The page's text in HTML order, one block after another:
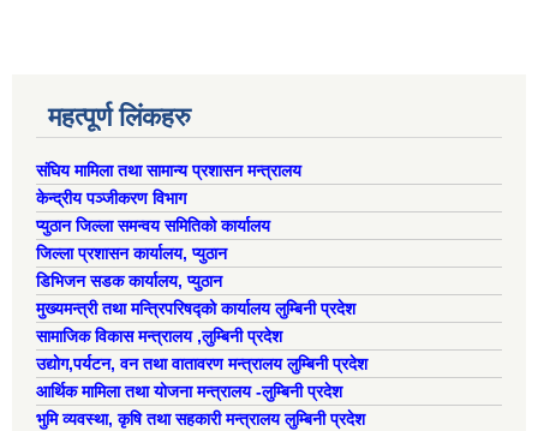
महत्पूर्ण लिंकहरु
संघिय मामिला तथा सामान्य प्रशासन मन्त्रालय
केन्द्रीय पञ्जीकरण विभाग
प्युठान जिल्ला समन्वय समितिको कार्यालय
जिल्ला प्रशासन कार्यालय, प्युठान
डिभिजन सडक कार्यालय, प्युठान
मुख्यमन्त्री तथा मन्त्रिपरिषद्को कार्यालय लुम्बिनी प्रदेश
सामाजिक विकास मन्त्रालय ,लुम्बिनी प्रदेश
उद्याेग,पर्यटन, वन तथा वातावरण मन्त्रालय लुम्बिनी प्रदेश
आर्थिक मामिला तथा योजना मन्त्रालय -लुम्बिनी प्रदेश
भुमि व्यवस्था, कृषि तथा सहकारी मन्त्रालय लुम्बिनी प्रदेश